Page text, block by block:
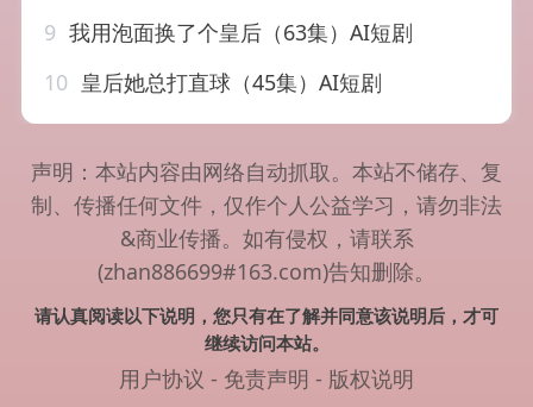
9 我用泡面换了个皇后（63集）AI短剧
10 皇后她总打直球（45集）AI短剧
声明：本站内容由网络自动抓取。本站不储存、复
制、传播任何文件，仅作个人公益学习，请勿非法
&商业传播。如有侵权，请联系
(zhan886699#163.com)告知删除。
请认真阅读以下说明，您只有在了解并同意该说明后，才可
继续访问本站。
用户协议 - 免责声明 - 版权说明